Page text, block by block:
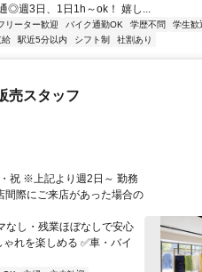
◎週3日、1日1h～ok！ 嬉し...
リーター歓迎 バイク通勤OK 学歴不問
学生歓
給 駅近5分以内 シフト制 社割あり
売スタッフ
祝 ※上記より週2日～ 勤務
際にご来店があった場合の
なし・残業ほぼなしで安心
れを楽しめる ✅車・バイ